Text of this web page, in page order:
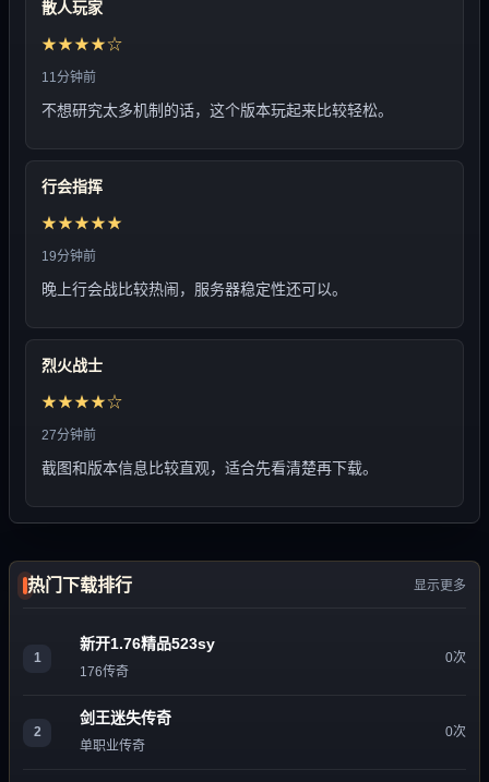
散人玩家
★★★★☆
11分钟前
不想研究太多机制的话，这个版本玩起来比较轻松。
行会指挥
★★★★★
19分钟前
晚上行会战比较热闹，服务器稳定性还可以。
烈火战士
★★★★☆
27分钟前
截图和版本信息比较直观，适合先看清楚再下载。
热门下载排行 显示更多
1
新开1.76精品523sy
176传奇
0次
2
剑王迷失传奇
单职业传奇
0次